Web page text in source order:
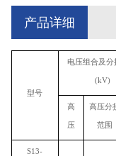
产品详细
型号
电压组合及分
(kV)
高
压
高压分
范围
S13-